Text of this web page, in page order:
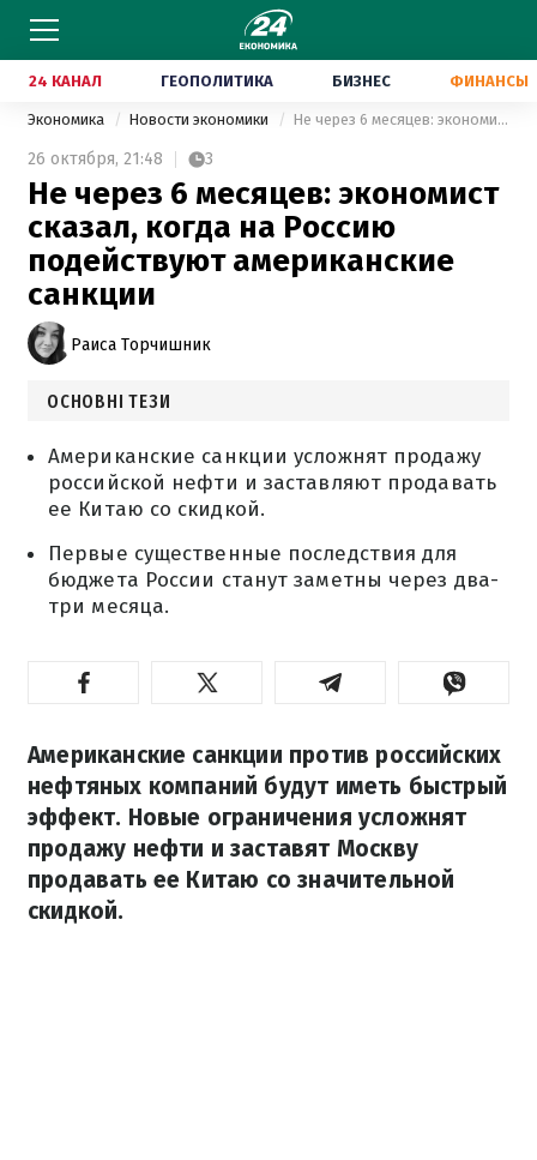
24 КАНАЛ ГЕОПОЛИТИКА БИЗНЕС ФИНАНСЫ
Экономика Новости экономики Не через 6 месяцев: экономист сказал, когда на Россию подействуют американские санкции
26 октября, 21:48 3
Не через 6 месяцев: экономист
сказал, когда на Россию
подействуют американские
санкции
Раиса Торчишник
ОСНОВНІ ТЕЗИ
Американские санкции усложнят продажу
российской нефти и заставляют продавать
ее Китаю со скидкой.
Первые существенные последствия для
бюджета России станут заметны через два-
три месяца.
Американские санкции против российских
нефтяных компаний будут иметь быстрый
эффект. Новые ограничения усложнят
продажу нефти и заставят Москву
продавать ее Китаю со значительной
скидкой.